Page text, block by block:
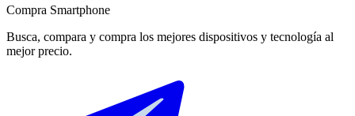
Compra Smartphone
Busca, compara y compra los mejores dispositivos y tecnología al
mejor precio.